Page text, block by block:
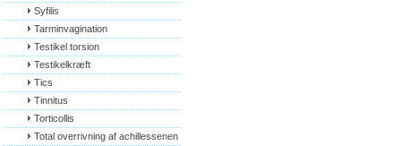
Syfilis
Tarminvagination
Testikel torsion
Testikelkræft
Tics
Tinnitus
Torticollis
Total overrivning af achillessenen